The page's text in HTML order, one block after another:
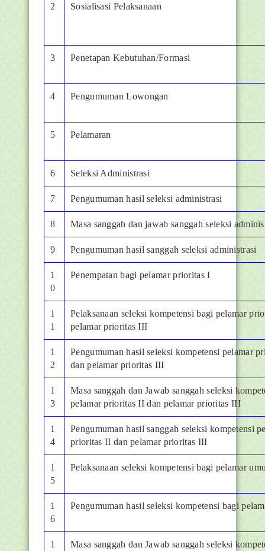
2 Sosialisasi Pelaksanaan
3 Penetapan Kebutuhan/Formasi
4 Pengumuman Lowongan
5 Pelamaran
6 Seleksi Administrasi
7 Pengumuman hasil seleksi administrasi
8 Masa sanggah dan jawab sanggah seleksi
9 Pengumuman hasil sanggah seleksi administrasi
1
0
Penempatan bagi pelamar prioritas I
1
1
Pelaksanaan seleksi kompetensi bagi pelamar
pelamar prioritas III
1
2
Pengumuman hasil seleksi kompetensi pelamar
dan pelamar prioritas III
1
3
Masa sanggah dan Jawab sanggah seleksi
pelamar prioritas II dan pelamar prioritas III
1
4
Pengumuman hasil sanggah seleksi kompetensi
prioritas II dan pelamar prioritas III
1
5
Pelaksanaan seleksi kompetensi bagi pelamar
1
6
Pengumuman hasil seleksi kompetensi bagi
1
Masa sanggah dan Jawab sanggah seleksi